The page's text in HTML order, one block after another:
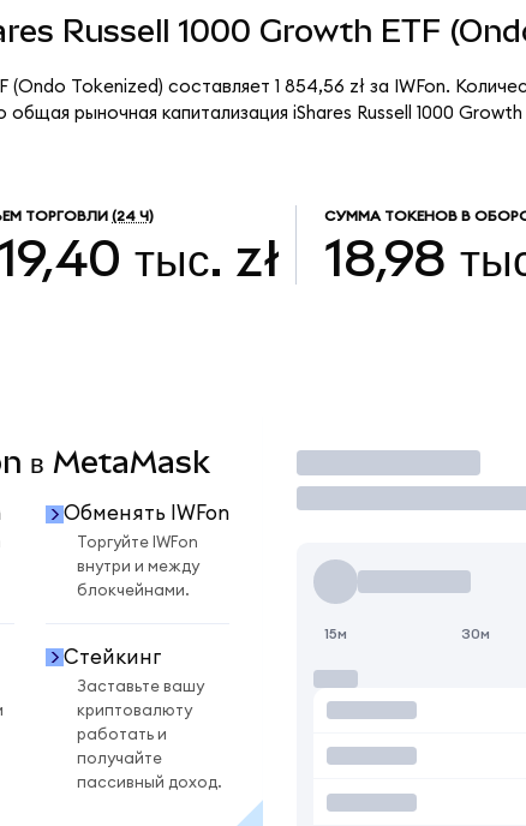
Russell 1000 Growth ETF
(Ondo Tokenized) составляет 1 854,56 zł за IWFon.
рыночная капитализация iShares Russell 1000
ТОРГОВЛИ (24 Ч)
тыс. zł
СУММА ТОКЕНОВ В
18,98
в MetaMask
Обменять IWFon
Торгуйте IWFon
внутри и между
блокчейнами.
Стейкинг
Заставьте вашу
криптовалюту
работать и
получайте
пассивный доход.
Торговать
15м 30м